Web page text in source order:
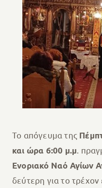
Το απόγευμα της
και ώρα 6:00 μ.μ.
Ενοριακό Ναό Αγίων
δεύτερη για το